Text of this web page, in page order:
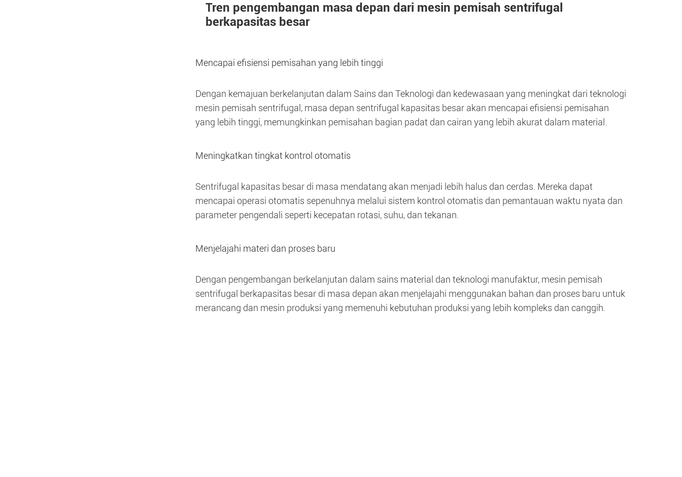
Tren pengembangan masa depan dari mesin pemisah sentrifugal
berkapasitas besar
Mencapai efisiensi pemisahan yang lebih tinggi
Dengan kemajuan berkelanjutan dalam Sains dan Teknologi dan kedewasaan yang meningkat dari teknologi
mesin pemisah sentrifugal, masa depan sentrifugal kapasitas besar akan mencapai efisiensi pemisahan
yang lebih tinggi, memungkinkan pemisahan bagian padat dan cairan yang lebih akurat dalam material.
Meningkatkan tingkat kontrol otomatis
Sentrifugal kapasitas besar di masa mendatang akan menjadi lebih halus dan cerdas. Mereka dapat
mencapai operasi otomatis sepenuhnya melalui sistem kontrol otomatis dan pemantauan waktu nyata dan
parameter pengendali seperti kecepatan rotasi, suhu, dan tekanan.
Menjelajahi materi dan proses baru
Dengan pengembangan berkelanjutan dalam sains material dan teknologi manufaktur, mesin pemisah
sentrifugal berkapasitas besar di masa depan akan menjelajahi menggunakan bahan dan proses baru untuk
merancang dan mesin produksi yang memenuhi kebutuhan produksi yang lebih kompleks dan canggih.